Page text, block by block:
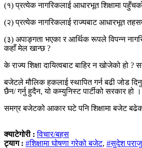
(१) प्रत्येक नागरिकलाई आधारभूत शिक्षामा
(२) प्रत्येक नागरिकलाई राज्यबाट आधारभूत
(३) अपाङ्गता भएका र आर्थिक रूपले विपन्न
कहाँ मेल खान्छ ?
के राज्य शिक्षा दायित्वबाट बाहिर न खोजेको हो ?
बजेटले मौलिक हकलाई स्थापित गर्न बढी जोड
छैन/ गर्नु हुदैन, यो कम्युनिस्ट पार्टीको सरकार हो ।
समग्र बजेटको आकार घटे पनि शिक्षामा बजेट
क्याटेगोरी :विचार/बहस
ट्याग : #शिक्षामा घोषणा गरेको बजेट, #सुदेश